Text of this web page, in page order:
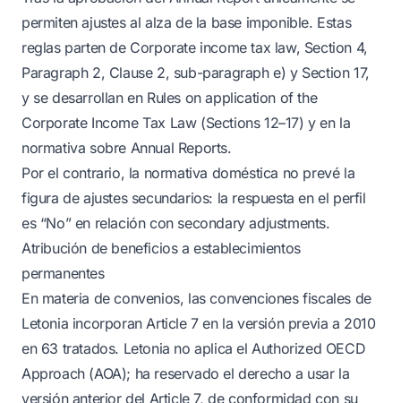
permiten ajustes al alza de la base imponible. Estas
reglas parten de Corporate income tax law, Section 4,
Paragraph 2, Clause 2, sub-paragraph e) y Section 17,
y se desarrollan en Rules on application of the
Corporate Income Tax Law (Sections 12–17) y en la
normativa sobre Annual Reports.
Por el contrario, la normativa doméstica no prevé la
figura de ajustes secundarios: la respuesta en el perfil
es “No” en relación con secondary adjustments.
Atribución de beneficios a establecimientos
permanentes
En materia de convenios, las convenciones fiscales de
Letonia incorporan Article 7 en la versión previa a 2010
en 63 tratados. Letonia no aplica el Authorized OECD
Approach (AOA); ha reservado el derecho a usar la
versión anterior del Article 7, de conformidad con su